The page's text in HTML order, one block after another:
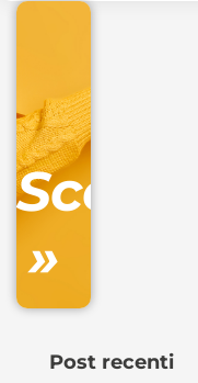
Scopri
»
Post recenti